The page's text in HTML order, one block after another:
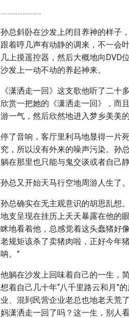
……………………
孙总斜卧在沙发上闭目养神的样子
跟着哼几声有动静的调来，不一会
几上摸遥控器，然后大概地向DVD
沙发上一动不动的养起神来。
《潇洒走一回》这支歌他听了二
欣赏一把她的《潇洒走一回》，而
游一气，然后欣然地进入梦乡美美的
停了音响，客厅里利马地显得一片
究，所以没有外来的噪声污染。孙
躺在那里也只能与鬼交谈或者自己
孙总又开始天马行空地周游人生了。
孙总确实在无主观意识的胡思乱想
地支呈现在挂历上天天暴露在他的
眯地看着他，总感觉着这头蠢猪好
老规矩该杀了卖猪肉啦，正好今年
呐。”
他躺在沙发上回味着自己的一生，
想着自己几十年“八千里路云和月”
业、混到民营企业老总也地老天荒
妈潇洒走一回了吗？这一生，别人